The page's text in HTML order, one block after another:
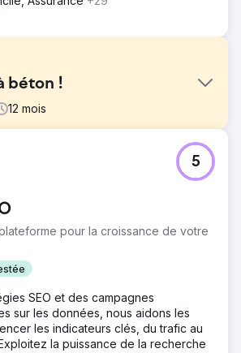
béton !
12 mois
construction de béton de l'Indiana a
pour optimiser son référencement
parmi les 10 premières
pas son plein potentiel.
avis clients positifs, elle était
dans le pack local et les
organiques.
refondu leur présence en ligne.
les anciennes fiches d'annuaire pour
des informations NAP (Nom,
créé des backlinks dofollow de
pour la croissance de votre
5
SEO et des campagnes
sur les données, nous aidons les
les indicateurs clés, du trafic au
la puissance de la recherche